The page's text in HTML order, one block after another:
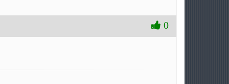
0